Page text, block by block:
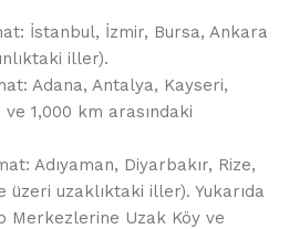
İstanbul, İzmir, Bursa, Ankara
iller).
Adana, Antalya, Kayseri,
1,000 km arasındaki
Adıyaman, Diyarbakır, Rize,
üzeri uzaklıktaki iller). Yukarıda
Merkezlerine Uzak Köy ve